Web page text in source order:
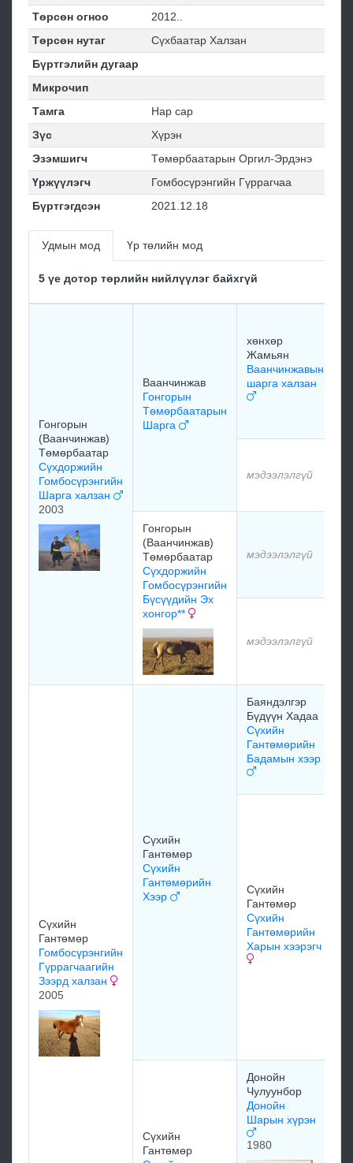
Төрсөн огноо
2012..
Төрсөн нутаг
Сүхбаатар Халзан
Бүртгэлийн дугаар
Микрочип
Тамга
Нар сар
Зүс
Хүрэн
Эзэмшигч
Төмөрбаатарын Оргил-Эрдэнэ
Үржүүлэгч
Гомбосүрэнгийн Гүррагчаа
Бүртгэгдсэн
2021.12.18
Удмын мод Үр төлийн мод
5 үе дотор төрлийн нийлүүлэг байхгүй
Гонгорын
(Ваанчинжав)
Төмөрбаатар
Сүхдоржийн
Гомбосүрэнгийн
Шарга халзан
2003
Ваанчинжав
Гонгорын
Төмөрбаатарын
Шарга
хөнхөр
Жамьян
Ваанчинжавын
шарга халзан
мэдээлэлгүй
Гонгорын
(Ваанчинжав)
Төмөрбаатар
Сүхдоржийн
Гомбосүрэнгийн
Бүсүүдийн Эх
хонгор**
мэдээлэлгүй
мэдээлэлгүй
Сүхийн
Гантөмөр
Гомбосүрэнгийн
Гүррагчаагийн
Зээрд халзан
2005
Сүхийн
Гантөмөр
Сүхийн
Гантөмөрийн
Хээр
Баяндэлгэр
Бүдүүн Хадаа
Сүхийн
Гантөмөрийн
Бадамын хээр
Сүхийн
Гантөмөр
Сүхийн
Гантөмөрийн
Харын хээрэгч
Сүхийн
Гантөмөр
Донойн
Чулуунбор
Донойн
Шарын хүрэн
1980